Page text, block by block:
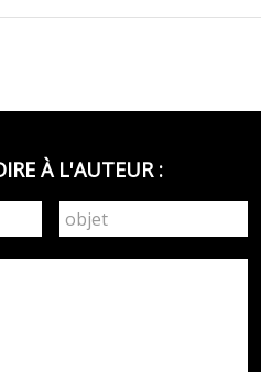
À L'AUTEUR :